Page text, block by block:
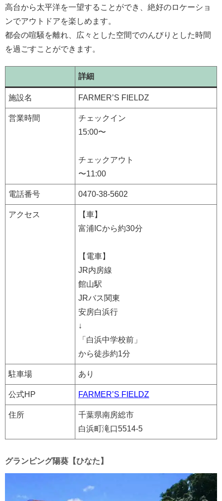
高台から太平洋を一望することができ、絶好のロケーショ
ンでアウトドアを楽しめます。
都会の喧騒を離れ、広々とした空間でのんびりとした時間
を過ごすことができます。
詳細
施設名 FARMER’S FIELDZ
営業時間
チェックイン
15:00〜
チェックアウト
〜11:00
電話番号 0470-38-5602
アクセス
【車】
富浦ICから約30分
【電車】
JR内房線
館山駅
JRバス関東
安房白浜行
↓
「白浜中学校前」
から徒歩約1分
駐車場 あり
公式HP FARMER’S FIELDZ
住所
千葉県南房総市
白浜町滝口5514-5
グランピング陽葵【ひなた】